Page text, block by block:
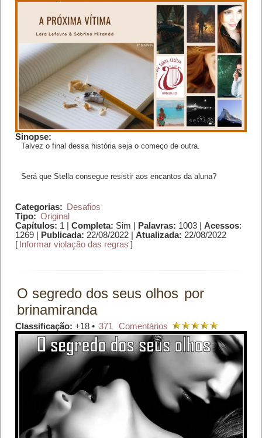
Sinopse:
Talvez o final dessa história seja o começo de outra.
Será que Stella consegue resistir aos encantos da aluna?
Categorias:
Desafios
Tipo: Original
Capítulos: 1 | Completa: Sim | Palavras: 1003 | Acessos:
1269 |
Publicada: 22/08/2022 | Atualizada: 22/08/2022
[ Informar violação das regras ]
O segredo dos seus olhos por
brinamiranda
Classificação: +18 • 371 Comentários